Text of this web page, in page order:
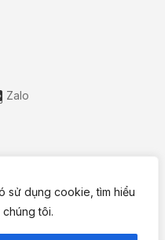
sử dụng cookie, tìm hiểu
chúng tôi.
Zalo
tính chất nội bộ tham khảo;